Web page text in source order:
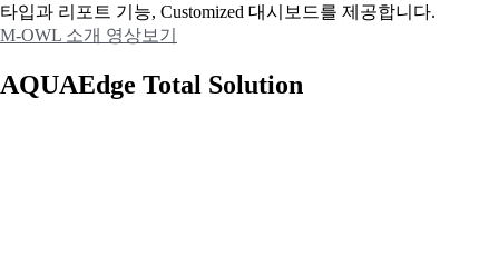
타입과 리포트 기능, Customized 대시보드를 제공합니다.
M-OWL 소개 영상보기
AQUAEdge Total Solution